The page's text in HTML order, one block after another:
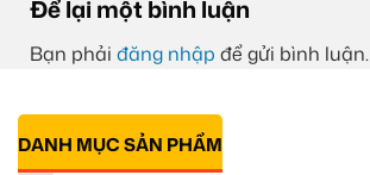
Để lại một bình luận
Bạn phải đăng nhập để gửi bình luận.
DANH MỤC SẢN PHẨM